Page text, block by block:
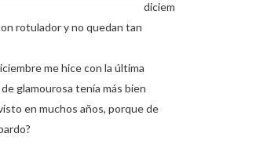
diciem
rotulador y no quedan tan
me hice con la última
glamourosa tenía más bien
en muchos años, porque de